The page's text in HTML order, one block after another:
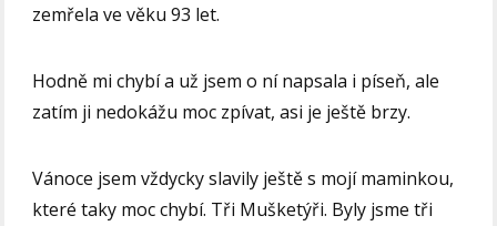
zemřela ve věku 93 let.
Hodně mi chybí a už jsem o ní napsala i píseň, ale
zatím ji nedokážu moc zpívat, asi je ještě brzy.
Vánoce jsem vždycky slavily ještě s mojí maminkou,
které taky moc chybí. Tři Mušketýři. Byly jsme tři